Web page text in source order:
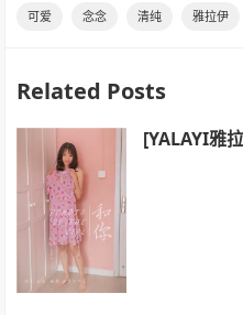
可爱 念念 清纯 雅拉伊
Related Posts
[YALAYI雅